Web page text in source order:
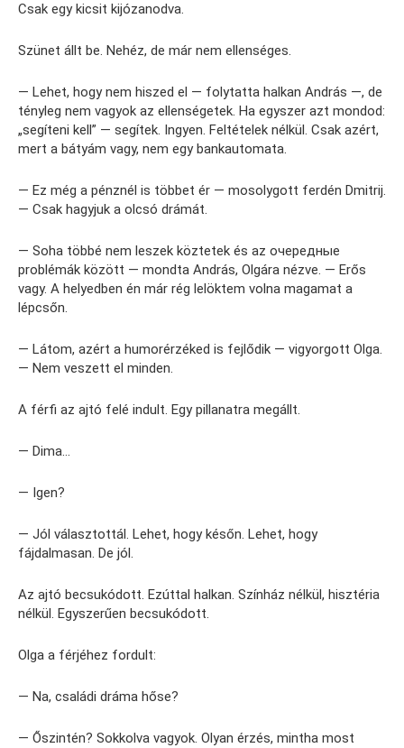
Csak egy kicsit kijózanodva.
Szünet állt be. Nehéz, de már nem ellenséges.
— Lehet, hogy nem hiszed el — folytatta halkan András —, de
tényleg nem vagyok az ellenségetek. Ha egyszer azt mondod:
„segíteni kell” — segítek. Ingyen. Feltételek nélkül. Csak azért,
mert a bátyám vagy, nem egy bankautomata.
— Ez még a pénznél is többet ér — mosolygott ferdén Dmitrij.
— Csak hagyjuk a olcsó drámát.
— Soha többé nem leszek köztetek és az очередные
problémák között — mondta András, Olgára nézve. — Erős
vagy. A helyedben én már rég lelöktem volna magamat a
lépcsőn.
— Látom, azért a humorérzéked is fejlődik — vigyorgott Olga.
— Nem veszett el minden.
A férfi az ajtó felé indult. Egy pillanatra megállt.
— Dima…
— Igen?
— Jól választottál. Lehet, hogy későn. Lehet, hogy
fájdalmasan. De jól.
Az ajtó becsukódott. Ezúttal halkan. Színház nélkül, hisztéria
nélkül. Egyszerűen becsukódott.
Olga a férjéhez fordult:
— Na, családi dráma hőse?
— Őszintén? Sokkolva vagyok. Olyan érzés, mintha most